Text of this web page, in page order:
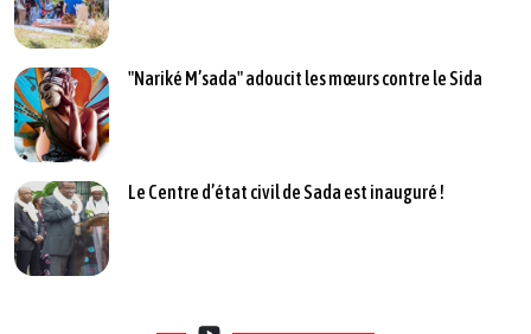
"Nariké M’sada" adoucit les mœurs contre le Sida
Le Centre d’état civil de Sada est inauguré !